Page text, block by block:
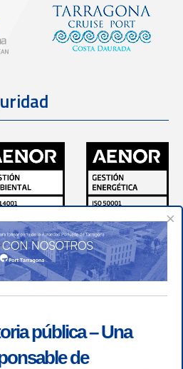
×
pública – Una
de